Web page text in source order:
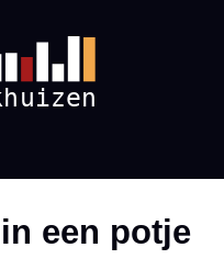
een potje